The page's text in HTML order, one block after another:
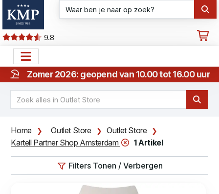
9.8
Zomer 2026: geopend van 10.00 tot 16.00 uur
Home Outlet Store
Outlet Store
Kartell Partner Shop Amsterdam
1 Artikel
Filters Tonen / Verbergen